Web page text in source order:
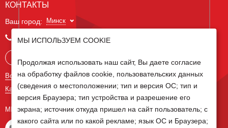
КОНТАКТЫ
Ваш город: Минск
+375 29 238 97 34
Все контакты
Карта сайта
МЫ В СОЦ СЕТЯХ
МЫ ИСПОЛЬЗУЕМ COOKIE
Продолжая использовать наш сайт, Вы даете согласие
на обработку файлов cookie, пользовательских данных
(сведения о местоположении; тип и версия ОС; тип и
версия Браузера; тип устройства и разрешение его
экрана; источник откуда пришел на сайт пользователь; с
какого сайта или по какой рекламе; язык ОС и Браузера;